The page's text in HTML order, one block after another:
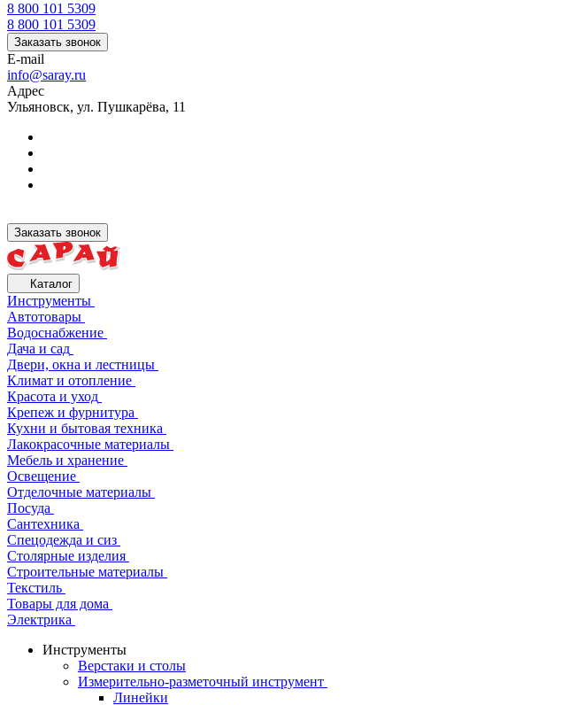
8 800 101 5309
8 800 101 5309
Заказать звонок
E-mail
info@saray.ru
Адрес
Ульяновск, ул. Пушкарёва, 11
Заказать звонок
Каталог
Инструменты
Автотовары
Водоснабжение
Дача и сад
Двери, окна и лестницы
Климат и отопление
Красота и уход
Крепеж и фурнитура
Кухни и бытовая техника
Лакокрасочные материалы
Мебель и хранение
Освещение
Отделочные материалы
Посуда
Сантехника
Спецодежда и сиз
Столярные изделия
Строительные материалы
Текстиль
Товары для дома
Электрика
Инструменты
Верстаки и столы
Измерительно-разметочный инструмент
Линейки